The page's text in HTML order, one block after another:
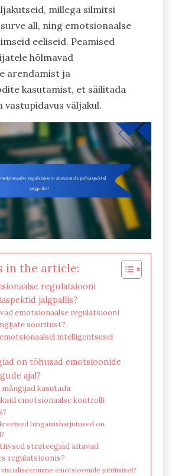
millega silmitsi
all, ning emotsionaalse
eeliseid. Peamised
hõlmavad
arendamist ja
kasutamist, et säilitada
vastupidavus väljakul.
in the article:
regulatsiooni
jalgpallis?
emotsionaalse regulatsiooni
sooritust?
intelligentsusel
on tõhusad emotsioonide
ajal?
mängijad kasutada
emotsionaalse kontrolli
hingamisharjutused on
strateegiad aitavad
regulatsioonis?
visualiseerimine emotsioonide juhtimisel?